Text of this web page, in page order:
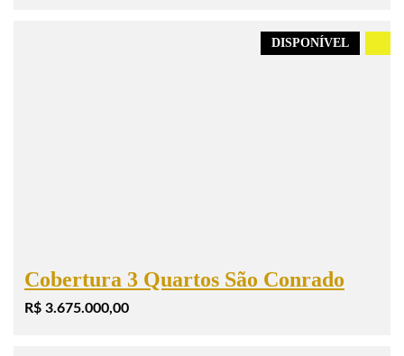
DISPONÍVEL
Cobertura 3 Quartos São Conrado
R$ 3.675.000,00